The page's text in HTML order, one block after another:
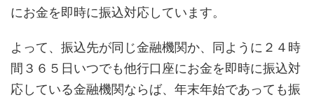
にお金を即時に振込対応しています。
よって、振込先が同じ金融機関か、同ように２４時
間３６５日いつでも他行口座にお金を即時に振込対
応している金融機関ならば、年末年始であっても振